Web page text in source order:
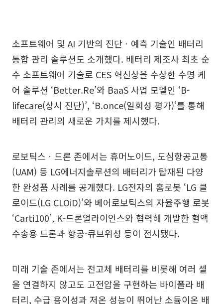
소프트웨어 및 AI 기반의 진단ㆍ예측 기술인 배터리
통합 관리 솔루션도 소개했다. 배터리 제조사 최초 순
수 소프트웨어 기술로 CES 혁신상을 수상한 수명 케
어 솔루션 ‘Better.Re’와 BaaS 사업 모델인 ‘B-
lifecare(상시 진단)’, ‘B.once(일회성 평가)’를 통해
배터리 관리의 새로운 가치를 제시했다.
로보틱스ㆍ드론 존에서는 휴머노이드, 도심항공교통
(UAM) 등 LG에너지솔루션의 배터리가 탑재된 다양
한 완성품 사례를 공개했다. LG전자의 홈로봇 ‘LG 클
로이드(LG CLOiD)’와 베어로보틱스의 자율주행 로봇
‘Carti100’, K-드론얼라이언스와 협력해 개발한 혈액
수송용 드론과 항공-큐브위성 등이 전시됐다.
미래 기술 존에서는 전고체 배터리를 비롯해 여러 셀
을 연결하지 않고도 고전압을 구현하는 바이폴라 배
터리, 수급 용이성과 저온 성능이 뛰어난 소듐이온 배